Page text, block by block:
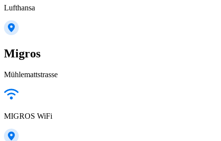
Lufthansa
Migros
Mühlemattstrasse
MIGROS WiFi